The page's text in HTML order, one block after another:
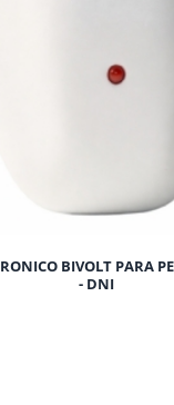
BIVOLT PARA
- DNI